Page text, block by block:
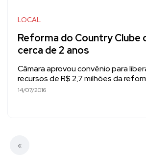
LOCAL
Reforma do Country Clube
cerca de 2 anos
Câmara aprovou convênio para
recursos de R$ 2,7 milhões da
14/07/2016
«